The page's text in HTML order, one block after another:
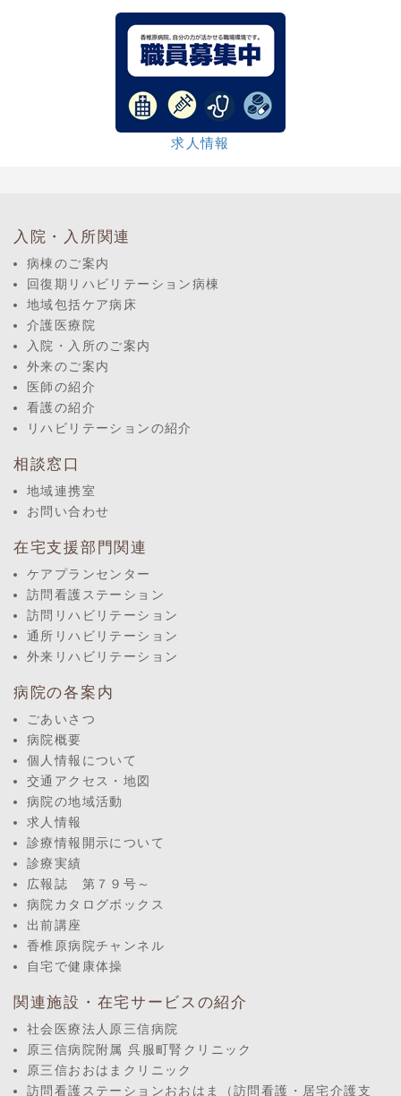
求人情報
入院・入所関連
病棟のご案内
回復期リハビリテーション病棟
地域包括ケア病床
介護医療院
入院・入所のご案内
外来のご案内
医師の紹介
看護の紹介
リハビリテーションの紹介
相談窓口
地域連携室
お問い合わせ
在宅支援部門関連
ケアプランセンター
訪問看護ステーション
訪問リハビリテーション
通所リハビリテーション
外来リハビリテーション
病院の各案内
ごあいさつ
病院概要
個人情報について
交通アクセス・地図
病院の地域活動
求人情報
診療情報開示について
診療実績
広報誌 第７９号～
病院カタログボックス
出前講座
香椎原病院チャンネル
自宅で健康体操
関連施設・在宅サービスの紹介
社会医療法人原三信病院
原三信病院附属 呉服町腎クリニック
原三信おおはまクリニック
訪問看護ステーションおおはま（訪問看護・居宅介護支